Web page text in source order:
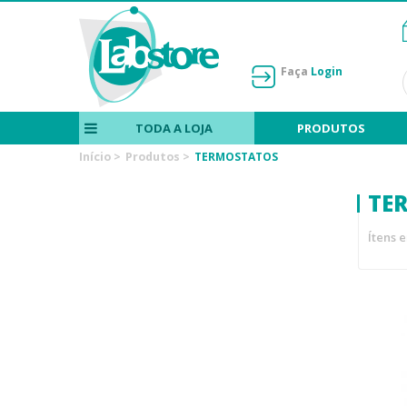
Faça Login
TODA A LOJA PRODUTOS
Início > Produtos > TERMOSTATOS
Ítens